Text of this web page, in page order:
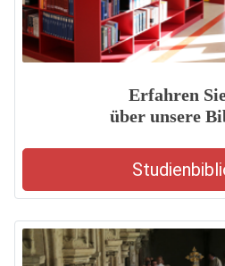
Erfahren
über unsere